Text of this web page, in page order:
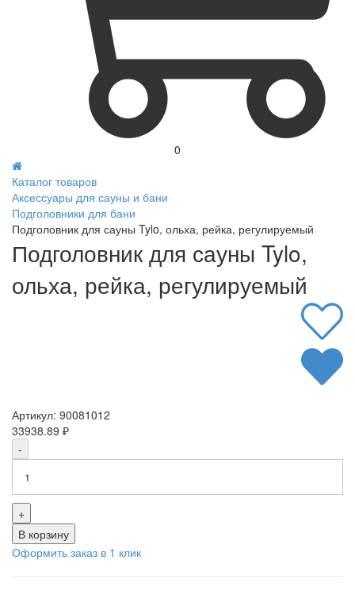
0
Каталог товаров
Аксессуары для сауны и бани
Подголовники для бани
Подголовник для сауны Tylo, ольха, рейка, регулируемый
Подголовник для сауны Tylo,
ольха, рейка, регулируемый
Артикул: 90081012
33938.89 ₽
-
+
В корзину
Оформить заказ в 1 клик